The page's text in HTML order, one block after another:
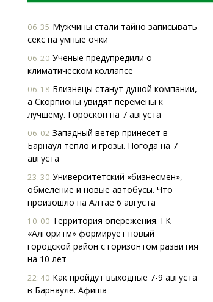
06:35 Мужчины стали тайно записывать
секс на умные очки
06:20 Ученые предупредили о
климатическом коллапсе
06:18 Близнецы станут душой компании,
а Скорпионы увидят перемены к
лучшему. Гороскоп на 7 августа
06:02 Западный ветер принесет в
Барнаул тепло и грозы. Погода на 7
августа
23:30 Университетский «бизнесмен»,
обмеление и новые автобусы. Что
произошло на Алтае 6 августа
10:00 Территория опережения. ГК
«Алгоритм» формирует новый
городской район с горизонтом развития
на 10 лет
22:40 Как пройдут выходные 7-9 августа
в Барнауле. Афиша